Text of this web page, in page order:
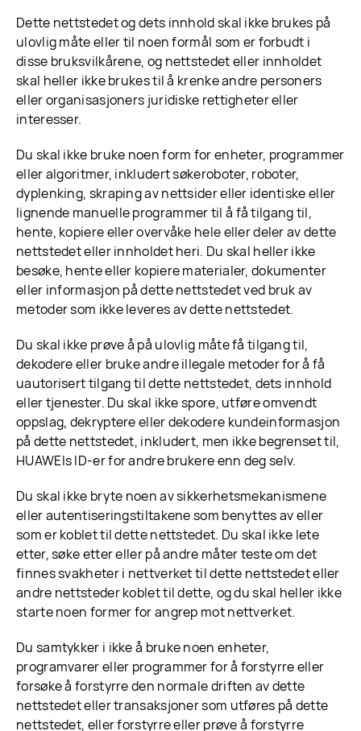
Dette nettstedet og dets innhold skal ikke brukes på
ulovlig måte eller til noen formål som er forbudt i
disse bruksvilkårene, og nettstedet eller innholdet
skal heller ikke brukes til å krenke andre personers
eller organisasjoners juridiske rettigheter eller
interesser.
Du skal ikke bruke noen form for enheter, programmer
eller algoritmer, inkludert søkeroboter, roboter,
dyplenking, skraping av nettsider eller identiske eller
lignende manuelle programmer til å få tilgang til,
hente, kopiere eller overvåke hele eller deler av dette
nettstedet eller innholdet heri. Du skal heller ikke
besøke, hente eller kopiere materialer, dokumenter
eller informasjon på dette nettstedet ved bruk av
metoder som ikke leveres av dette nettstedet.
Du skal ikke prøve å på ulovlig måte få tilgang til,
dekodere eller bruke andre illegale metoder for å få
uautorisert tilgang til dette nettstedet, dets innhold
eller tjenester. Du skal ikke spore, utføre omvendt
oppslag, dekryptere eller dekodere kundeinformasjon
på dette nettstedet, inkludert, men ikke begrenset til,
HUAWEIs ID-er for andre brukere enn deg selv.
Du skal ikke bryte noen av sikkerhetsmekanismene
eller autentiseringstiltakene som benyttes av eller
som er koblet til dette nettstedet. Du skal ikke lete
etter, søke etter eller på andre måter teste om det
finnes svakheter i nettverket til dette nettstedet eller
andre nettsteder koblet til dette, og du skal heller ikke
starte noen former for angrep mot nettverket.
Du samtykker i ikke å bruke noen enheter,
programvarer eller programmer for å forstyrre eller
forsøke å forstyrre den normale driften av dette
nettstedet eller transaksjoner som utføres på dette
nettstedet, eller forstyrre eller prøve å forstyrre